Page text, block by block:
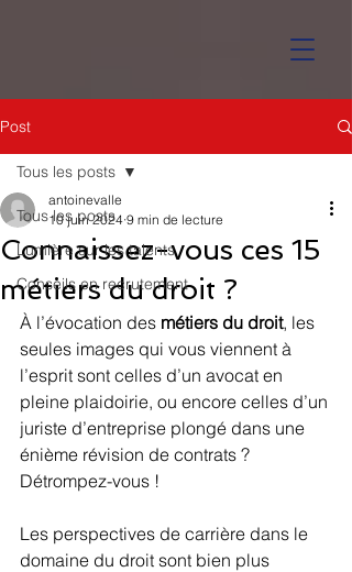
Post
Tous les posts
Lumière sur les talents
Conseils en recrutement
Tous les posts
Connaissez-vous ces 15
métiers du droit ?
antoinevalle
10 juin 2024 9 min de lecture
À l’évocation des métiers du droit, les
seules images qui vous viennent à
l’esprit sont celles d’un avocat en
pleine plaidoirie, ou encore celles d’un
juriste d’entreprise plongé dans une
énième révision de contrats ?
Détrompez-vous !
Les perspectives de carrière dans le
domaine du droit sont bien plus